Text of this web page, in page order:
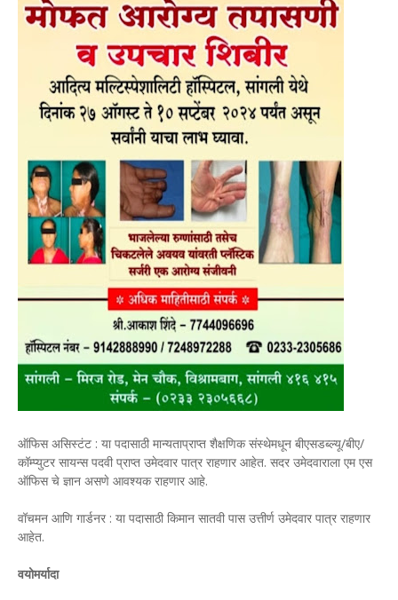
ऑफिस असिस्टंट : या पदासाठी मान्यताप्राप्त शैक्षणिक संस्थेमधून बीएसडब्ल्यू/बीए/
कॉम्प्युटर सायन्स पदवी प्राप्त उमेदवार पात्र राहणार आहेत. सदर उमेदवाराला एम एस
ऑफिस चे ज्ञान असणे आवश्यक राहणार आहे.
वॉचमन आणि गार्डनर : या पदासाठी किमान सातवी पास उत्तीर्ण उमेदवार पात्र राहणार
आहेत.
वयोमर्यादा